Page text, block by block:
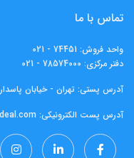
تماس با ما
واحد فروش: 74451 - 021
دفتر مرکزی: 78574000 - 021
آدرس پستی: تهران - خیابان پاسداران
آدرس پست الکترونیکی: